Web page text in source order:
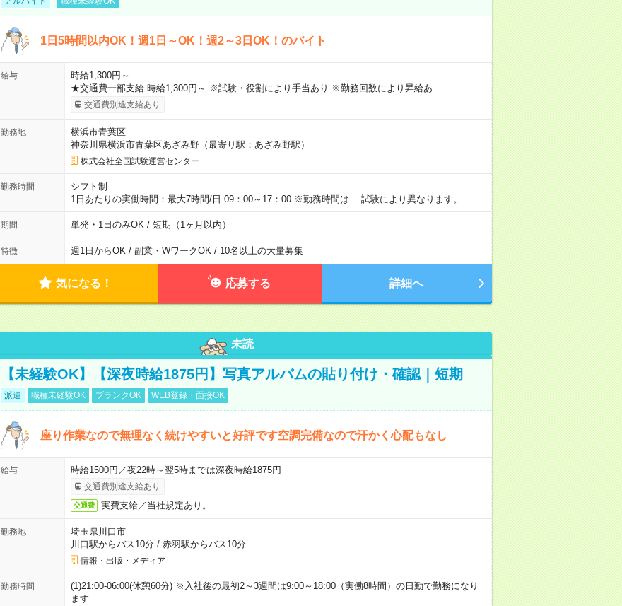
1日5時間以内OK！週1日～OK！週2～3日OK！のバイト
給与
時給1,300円～
★交通費一部支給 時給1,300円～ ※試験・役割により手当あり ※勤務回数により昇給あ…
交通費別途支給あり
勤務地
横浜市青葉区
神奈川県横浜市青葉区あざみ野（最寄り駅：あざみ野駅）
株式会社全国試験運営センター
勤務時間
シフト制
1日あたりの実働時間：最大7時間/日 09：00～17：00 ※勤務時間は 試験により異なります。
期間 単発・1日のみOK / 短期（1ヶ月以内）
特徴 週1日からOK / 副業・WワークOK / 10名以上の大量募集
気になる！ 応募する 詳細へ
未読
【未経験OK】【深夜時給1875円】写真アルバムの貼り付け・確認｜短期
派遣 職種未経験OK ブランクOK WEB登録・面接OK
座り作業なので無理なく続けやすいと好評です空調完備なので汗かく心配もなし
給与 時給1500円／夜22時～翌5時までは深夜時給1875円
交通費別途支給あり
交通費 実費支給／当社規定あり。
勤務地
埼玉県川口市
川口駅からバス10分/ 赤羽駅からバス10分
情報・出版・メディア
勤務時間
(1)21:00-06:00(休憩60分) ※入社後の最初2～3週間は9:00～18:00（実働8時間）の日勤で勤務になり
ます